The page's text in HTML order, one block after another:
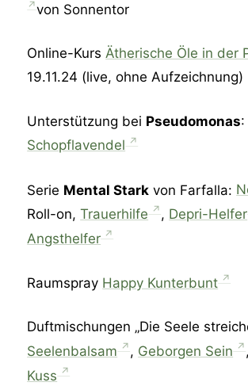
von Sonnentor
Online-KursÄtherische Öle in der
19.11.24 (live, ohne Aufzeichnung)
Unterstützung bei Pseudomonas:
Schopflavendel
Serie Mental Stark von Farfalla:
Roll-on,Trauerhilfe , Depri-Helfer
Angsthelfer
Raumspray Happy Kunterbunt
Duftmischungen „Die Seele
Seelenbalsam
, Geborgen Sein
Kuss